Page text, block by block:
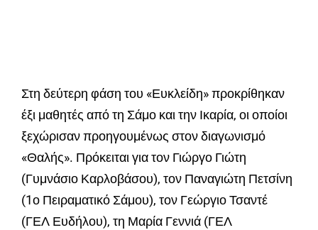
Στη δεύτερη φάση του «Ευκλείδη» προκρίθηκαν
έξι μαθητές από τη Σάμο και την Ικαρία, οι οποίοι
ξεχώρισαν προηγουμένως στον διαγωνισμό
«Θαλής». Πρόκειται για τον Γιώργο Γιώτη
(Γυμνάσιο Καρλοβάσου), τον Παναγιώτη Πετσίνη
(1ο Πειραματικό Σάμου), τον Γεώργιο Τσαντέ
(ΓΕΛ Ευδήλου), τη Μαρία Γεννιά (ΓΕΛ